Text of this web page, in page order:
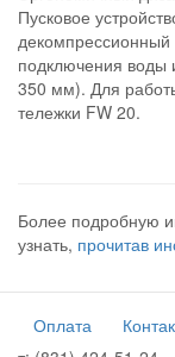
Пусковое
подключения воды
350 мм). Для
тележки FW 20.
Более подробную
узнать, прочитав
Оплата